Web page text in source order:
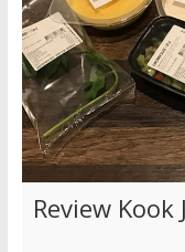
Review Kook